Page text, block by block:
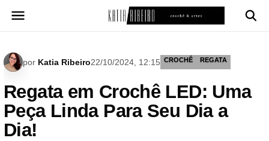
para
por Katia Ribeiro22/10/2024, 12:15 CROCHÊ REGATA
Regata em Crochê LED: Uma
Peça Linda Para Seu Dia a
Dia!